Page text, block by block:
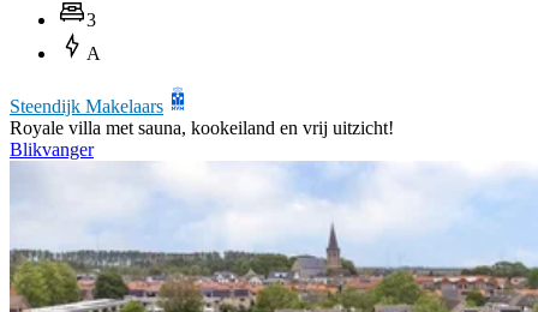
3
A
Steendijk Makelaars
Royale villa met sauna, kookeiland en vrij uitzicht!
Blikvanger